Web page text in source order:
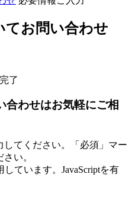
てお問い合わせ
完了
合わせはお気軽にご相
てください。「必須」マー
い。
しています。JavaScriptを有